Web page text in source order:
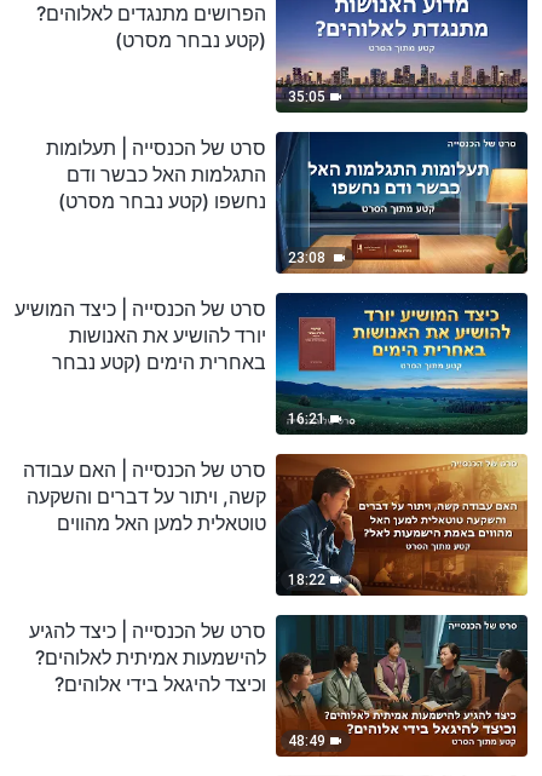
35:05
הפרושים מתנגדים לאלוהים?
(קטע נבחר מסרט)
סרט של הכנסייה | תעלומות
התגלמות האל כבשר ודם
נחשפו (קטע נבחר מסרט)
16:21
סרט של הכנסייה | כיצד המושיע
יורד להושיע את האנושות
באחרית הימים (קטע נבחר
18:22
סרט של הכנסייה | האם עבודה
קשה, ויתור על דברים והשקעה
טוטאלית למען האל מהווים
48:49
סרט של הכנסייה | כיצד להגיע
להישמעות אמיתית לאלוהים?
וכיצד להיגאל בידי אלוהים?